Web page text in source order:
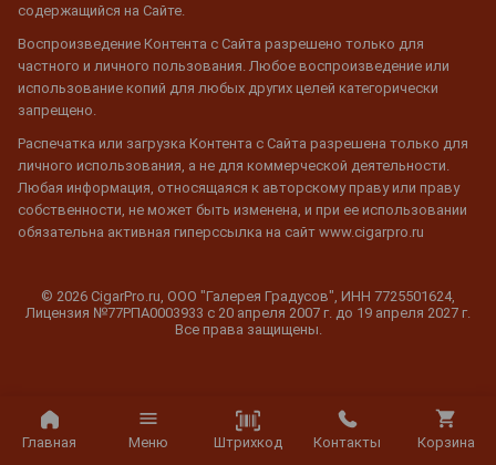
Главная Меню Штрихкод Контакты Корзина
содержащийся на Сайте.
Воспроизведение Контента с Сайта разрешено только для
частного и личного пользования. Любое воспроизведение или
использование копий для любых других целей категорически
запрещено.
Распечатка или загрузка Контента с Сайта разрешена только для
личного использования, а не для коммерческой деятельности.
Любая информация, относящаяся к авторскому праву или праву
собственности, не может быть изменена, и при ее использовании
обязательна активная гиперссылка на сайт www.cigarpro.ru
© 2026 CigarPro.ru, ООО "Галерея Градусов", ИНН 7725501624,
Лицензия №77РПА0003933 c 20 апреля 2007 г. до 19 апреля 2027 г.
Все права защищены.